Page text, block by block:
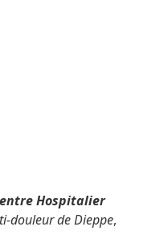
Hospitalier
douleur de Dieppe,